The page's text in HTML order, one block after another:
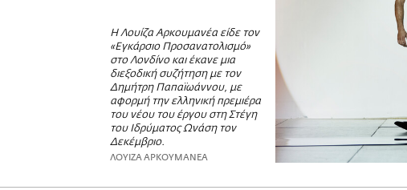
Η Λουίζα Αρκουμανέα είδε τον
«Εγκάρσιο Προσανατολισμό»
στο Λονδίνο και έκανε μια
διεξοδική συζήτηση με τον
Δημήτρη Παπαϊωάννου, με
αφορμή την ελληνική πρεμιέρα
του νέου του έργου στη Στέγη
του Ιδρύματος Ωνάση τον
Δεκέμβριο.
ΛΟΥΙΖΑ ΑΡΚΟΥΜΑΝΕΑ